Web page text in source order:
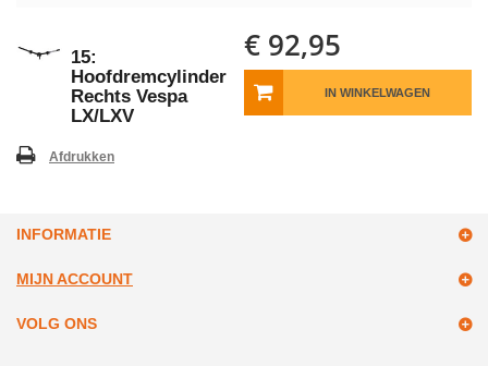
15:
Hoofdremcylinder
Rechts Vespa
LX/LXV
€ 92,95
IN WINKELWAGEN
Afdrukken
INFORMATIE
MIJN ACCOUNT
VOLG ONS